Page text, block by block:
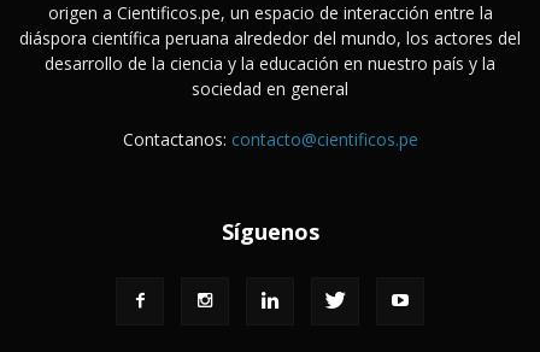
origen a Cientificos.pe, un espacio de interacción entre la
diáspora científica peruana alrededor del mundo, los actores del
desarrollo de la ciencia y la educación en nuestro país y la
sociedad en general
Contactanos: contacto@cientificos.pe
Síguenos